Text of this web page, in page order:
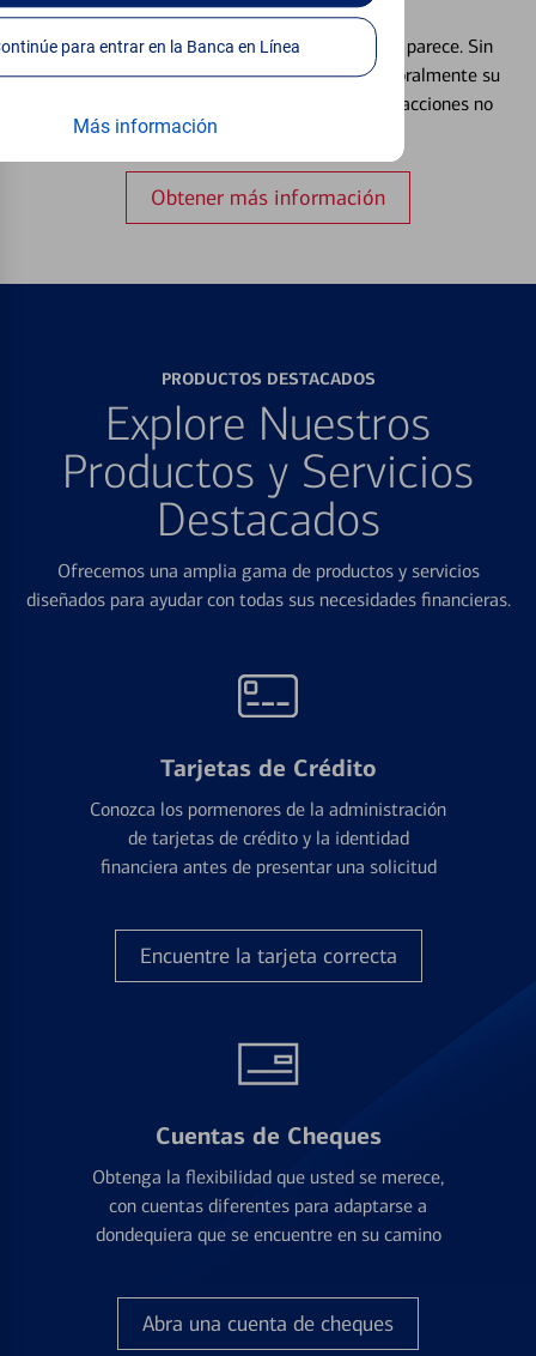
Continúe para entrar en la Banca en Línea
Más información
Extraviar una tarjeta es más común de lo que parece. Sin
embargo, puede bloquear y desbloquear temporalmente su
tarjeta de débito para ayudar a prevenir transacciones no
Obtener más información
PRODUCTOS DESTACADOS
Explore Nuestros
Productos y Servicios
Destacados
Ofrecemos una amplia gama de productos y servicios
diseñados para ayudar con todas sus necesidades financieras.
Tarjetas de Crédito
Conozca los pormenores de la administración
de tarjetas de crédito y la identidad
financiera antes de presentar una solicitud
Encuentre la tarjeta correcta
Cuentas de Cheques
Obtenga la flexibilidad que usted se merece,
con cuentas diferentes para adaptarse a
dondequiera que se encuentre en su camino
Abra una cuenta de cheques